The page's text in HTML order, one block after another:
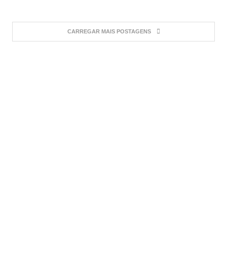
CARREGAR MAIS POSTAGENS